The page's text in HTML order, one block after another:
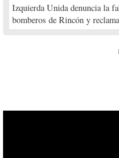
Izquierda Unida denuncia la
bomberos de Rincón y